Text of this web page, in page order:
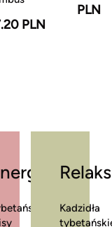
PLN
PLN
Relaks
Kadzidła